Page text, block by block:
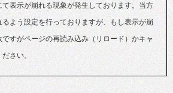
表示が崩れる現象が発生しております。当方
よう設定を行っておりますが、もし表示が崩
すがページの再読み込み（リロード）かキャ
さい。